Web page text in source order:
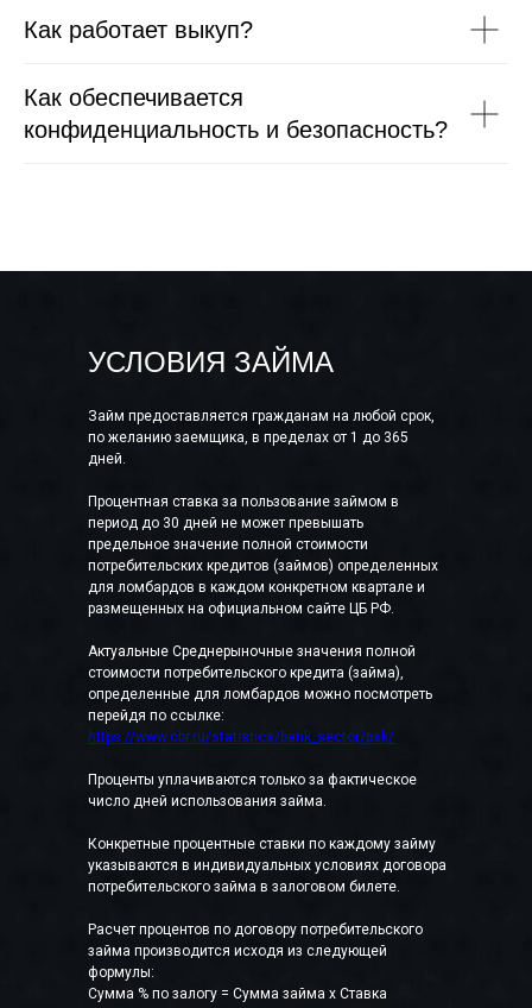
Как работает выкуп?
Как обеспечивается
конфиденциальность и безопасность?
УСЛОВИЯ ЗАЙМА
Займ предоставляется гражданам на любой срок,
по желанию заемщика, в пределах от 1 до 365
дней.
Процентная ставка за пользование займом в
период до 30 дней не может превышать
предельное значение полной стоимости
потребительских кредитов (займов) определенных
для ломбардов в каждом конкретном квартале и
размещенных на официальном сайте ЦБ РФ.
Актуальные Среднерыночные значения полной
стоимости потребительского кредита (займа),
определенные для ломбардов можно посмотреть
перейдя по ссылке:
https://www.cbr.ru/statistics/bank_sector/psk/
Проценты уплачиваются только за фактическое
число дней использования займа.
Конкретные процентные ставки по каждому займу
указываются в индивидуальных условиях договора
потребительского займа в залоговом билете.
Расчет процентов по договору потребительского
займа производится исходя из следующей
формулы:
Сумма % по залогу = Сумма займа x Ставка